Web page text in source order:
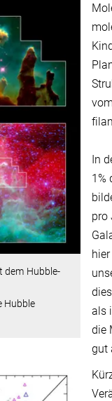
dem Hubble-
Hubble
In
1%
pro
als
die
gut